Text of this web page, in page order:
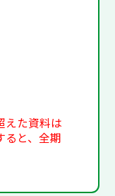
えた資料は
ると、全期